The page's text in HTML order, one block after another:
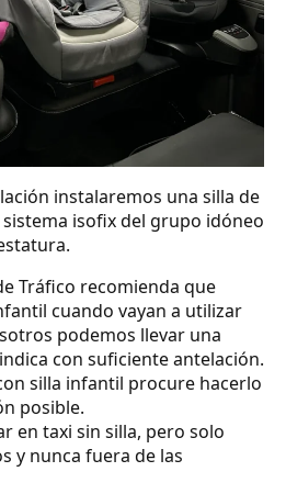
instalaremos una silla de
isofix del grupo idóneo
Tráfico recomienda que
cuando vayan a utilizar
podemos llevar una
con suficiente antelación.
silla infantil procure hacerlo
posible.
en taxi sin silla, pero solo
y nunca fuera de las